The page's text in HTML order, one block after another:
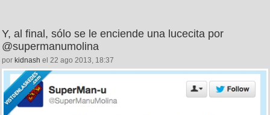
Y, al final, sólo se le enciende una lucecita por
@supermanumolina
por kidnash el 22 ago 2013, 18:37